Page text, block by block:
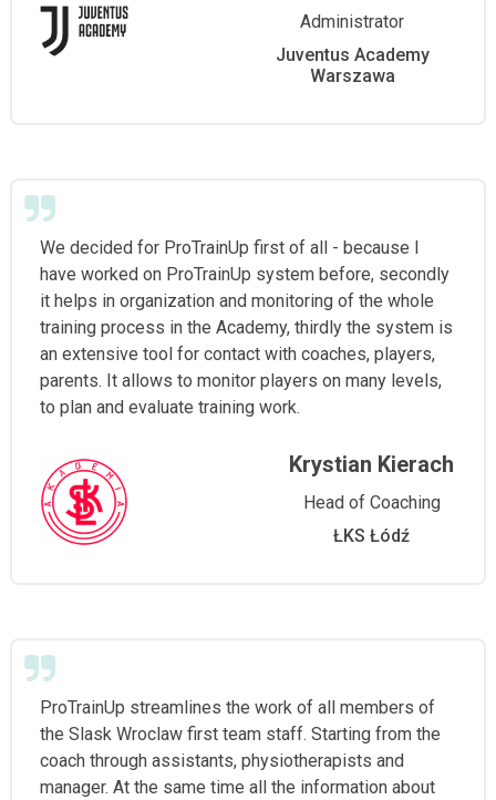
Administrator
Juventus Academy
Warszawa
We decided for ProTrainUp first of all - because I
have worked on ProTrainUp system before, secondly
it helps in organization and monitoring of the whole
training process in the Academy, thirdly the system is
an extensive tool for contact with coaches, players,
parents. It allows to monitor players on many levels,
to plan and evaluate training work.
Krystian Kierach
Head of Coaching
ŁKS Łódź
ProTrainUp streamlines the work of all members of
the Slask Wroclaw first team staff. Starting from the
coach through assistants, physiotherapists and
manager. At the same time all the information about